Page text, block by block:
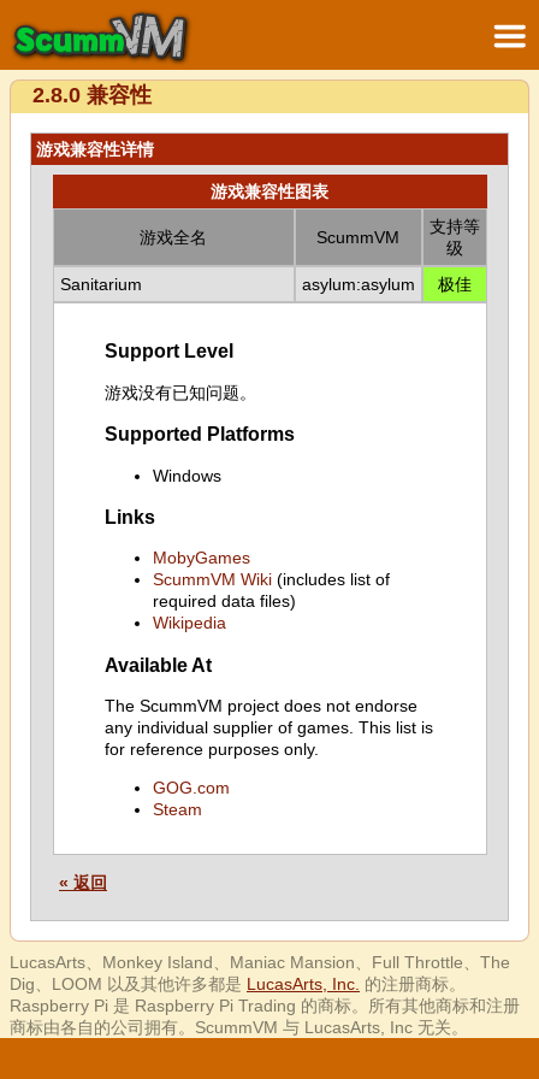
2.8.0 兼容性
游戏兼容性详情
游戏兼容性图表
游戏全名 ScummVM
支持等
级
Sanitarium
asylum:asylum 极佳
Support Level
游戏没有已知问题。
Supported Platforms
Windows
Links
MobyGames
ScummVM Wiki(includes list of
required data files)
Wikipedia
Available At
The ScummVM project does not endorse
any individual supplier of games. This list is
for reference purposes only.
GOG.com
Steam
« 返回
LucasArts、Monkey Island、Maniac Mansion、Full Throttle、The
Dig、LOOM 以及其他许多都是 LucasArts, Inc. 的注册商标。
Raspberry Pi 是 Raspberry Pi Trading 的商标。所有其他商标和注册
商标由各自的公司拥有。ScummVM 与 LucasArts, Inc 无关。